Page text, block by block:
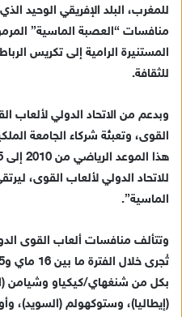
للمغرب، البلد الإفريقي
منافسات “العصبة الماسية”
المستنيرة الرامية إلى تكريس
للثقافة.
وبدعم من الاتحاد الدولي لألعاب
القوى، وتعبئة شركاء الجامعة
الماسية”.
وتتألف منافسات ألعاب القوى
بكل من شنغهاي/كيكياو وشيامن
(إيطاليا)، وستوكهولم (السويد)،